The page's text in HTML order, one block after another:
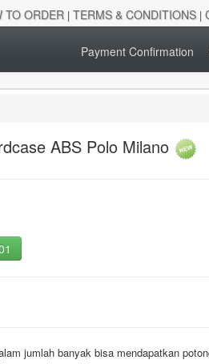
TO ORDER | TERMS & CONDITIONS|
Payment Confirmation
ABS Polo Milano
jumlah banyak bisa mendapatkan